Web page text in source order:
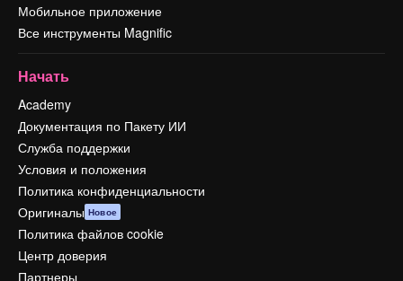
Мобильное приложение
Все инструменты Magnific
Начать
Academy
Документация по Пакету ИИ
Служба поддержки
Условия и положения
Политика конфиденциальности
Оригиналы Новое
Политика файлов cookie
Центр доверия
Партнеры